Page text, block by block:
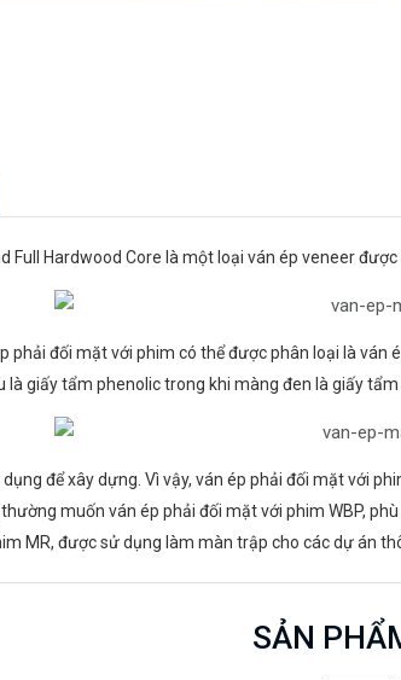
Full Hardwood Core là một loại ván ép veneer
phải đối mặt với phim có thể được phân loại là
là giấy tẩm phenolic trong khi màng đen là giấy tẩm
để xây dựng. Vì vậy, ván ép phải đối mặt với
muốn ván ép phải đối mặt với phim WBP,
MR, được sử dụng làm màn trập cho các dự án
SẢN